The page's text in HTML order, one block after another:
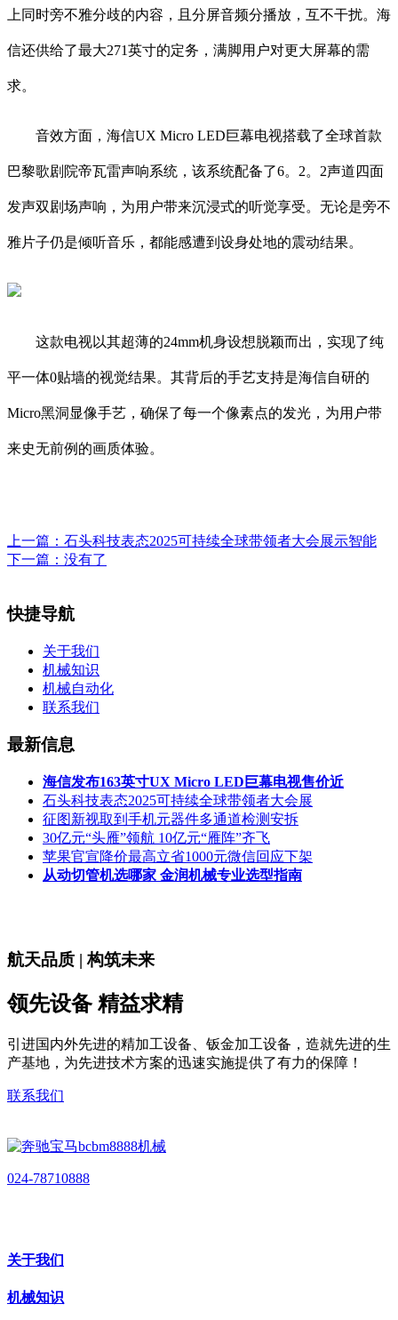
上同时旁不雅分歧的内容，且分屏音频分播放，互不干扰。海
信还供给了最大271英寸的定务，满脚用户对更大屏幕的需
求。
音效方面，海信UX Micro LED巨幕电视搭载了全球首款
巴黎歌剧院帝瓦雷声响系统，该系统配备了6。2。2声道四面
发声双剧场声响，为用户带来沉浸式的听觉享受。无论是旁不
雅片子仍是倾听音乐，都能感遭到设身处地的震动结果。
这款电视以其超薄的24mm机身设想脱颖而出，实现了纯
平一体0贴墙的视觉结果。其背后的手艺支持是海信自研的
Micro黑洞显像手艺，确保了每一个像素点的发光，为用户带
来史无前例的画质体验。
上一篇： 石头科技表态2025可持续全球带领者大会展示智能
下一篇：没有了
快捷导航
关于我们
机械知识
机械自动化
联系我们
最新信息
海信发布163英寸UX Micro LED巨幕电视售价近
石头科技表态2025可持续全球带领者大会展
征图新视取到手机元器件多通道检测安拆
30亿元“头雁”领航 10亿元“雁阵”齐飞
苹果官宣降价最高立省1000元微信回应下架
从动切管机选哪家 金润机械专业选型指南
航天品质 | 构筑未来
领先设备 精益求精
引进国内外先进的精加工设备、钣金加工设备，造就先进的生
产基地，为先进技术方案的迅速实施提供了有力的保障！
联系我们
024-78710888
关于我们
机械知识